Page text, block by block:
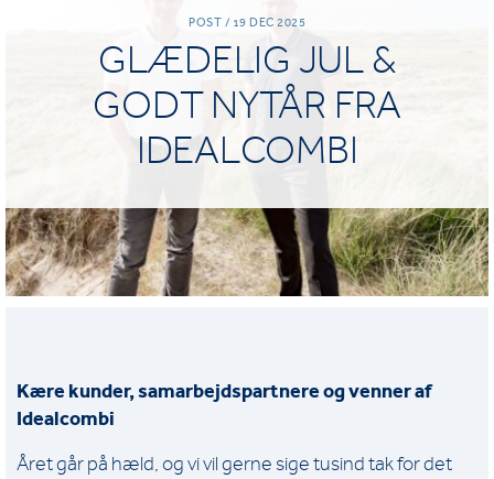
POST / 19 DEC 2025
GLÆDELIG JUL &
GODT NYTÅR FRA
IDEALCOMBI
Kære kunder, samarbejdspartnere og venner af
Idealcombi
Året går på hæld, og vi vil gerne sige tusind tak for det